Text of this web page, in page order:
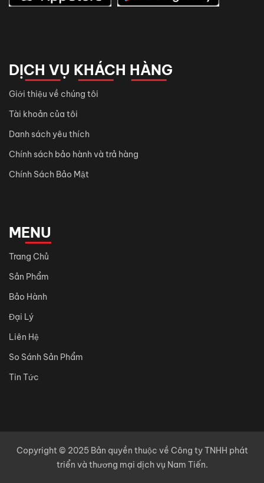
DỊCH VỤ KHÁCH HÀNG
Giới thiệu về chúng tôi
Tài khoản của tôi
Danh sách yêu thích
Chính sách bảo hành và trả hàng
Chính Sách Bảo Mật
MENU
Trang Chủ
Sản Phẩm
Bảo Hành
Đại Lý
Liên Hệ
So Sánh Sản Phẩm
Tin Tức
Copyright © 2025 Bản quyền thuộc về Công ty TNHH phát
triển và thương mại dịch vụ Nam Tiến.